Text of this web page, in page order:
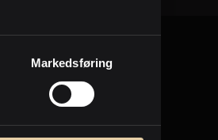
Markedsføring